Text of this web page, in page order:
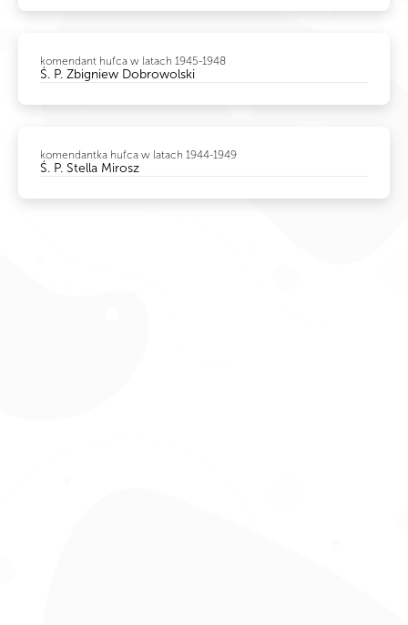
komendant hufca w latach 1945-1948
Ś. P. Zbigniew Dobrowolski
komendantka hufca w latach 1944-1949
Ś. P. Stella Mirosz